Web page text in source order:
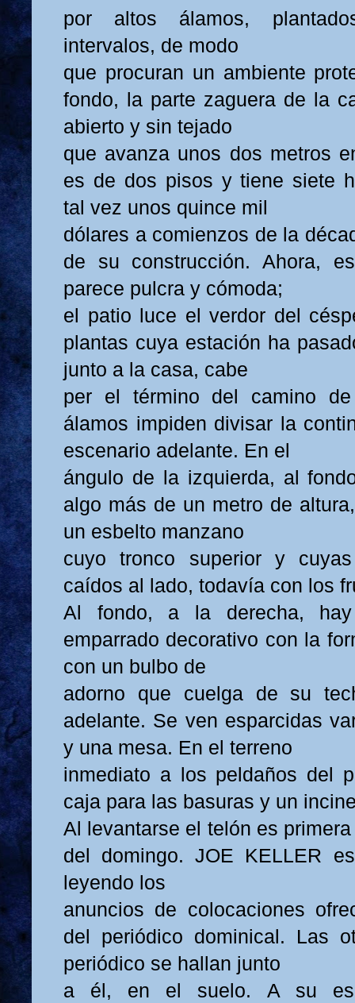
por altos álamos,
intervalos, de modo
que procuran un ambiente
fondo, la parte zaguera de la
abierto y sin tejado
que avanza unos dos metros
es de dos pisos y tiene siete
tal vez unos quince mil
dólares a comienzos de la
de su construcción. Ahora,
parece pulcra y cómoda;
el patio luce el verdor del
plantas cuya estación ha
junto a la casa, cabe
per el término del camino
álamos impiden divisar la
escenario adelante. En el
ángulo de la izquierda, al
algo más de un metro de
un esbelto manzano
cuyo tronco superior y
caídos al lado, todavía con los
Al fondo, a la derecha,
emparrado decorativo con la
con un bulbo de
adorno que cuelga de su
adelante. Se ven esparcidas
y una mesa. En el terreno
inmediato a los peldaños del
caja para las basuras y un
Al levantarse el telón es
del domingo. JOE KELLER
leyendo los
anuncios de colocaciones
del periódico dominical. Las
periódico se hallan junto
a él, en el suelo. A su